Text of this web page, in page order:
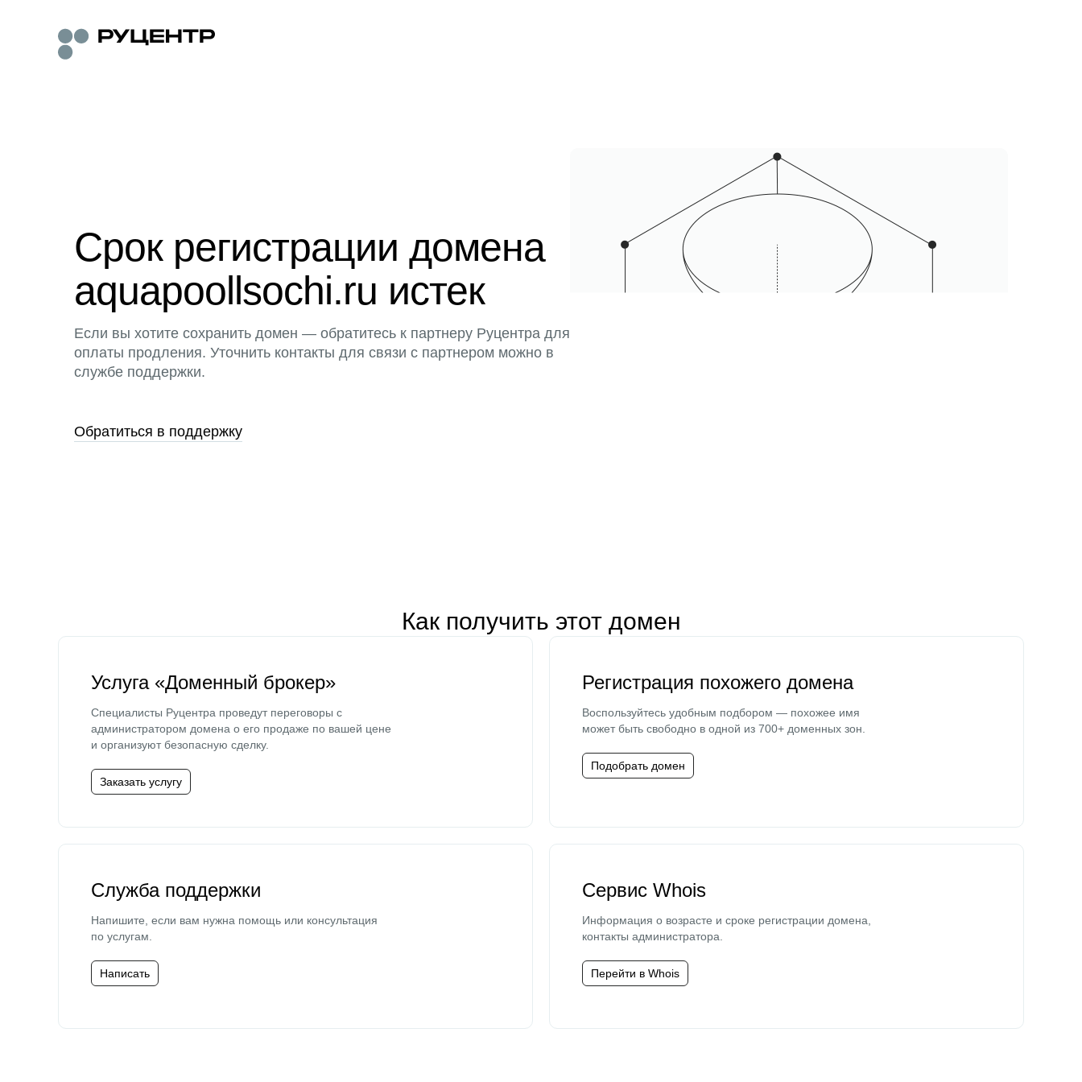
Срок регистрации домена
aquapoollsochi.ru истек
Если вы хотите сохранить домен — обратитесь к партнеру Руцентра для
оплаты продления. Уточнить контакты для связи с партнером можно в
службе поддержки.
Обратиться в поддержку
Как получить этот домен
Услуга «Доменный брокер»
Специалисты Руцентра проведут переговоры с
администратором домена о его продаже по вашей цене
и организуют безопасную сделку.
Заказать услугу
Регистрация похожего домена
Воспользуйтесь удобным подбором — похожее имя
может быть свободно в одной из 700+ доменных зон.
Подобрать домен
Служба поддержки
Напишите, если вам нужна помощь или консультация
по услугам.
Написать
Сервис Whois
Информация о возрасте и сроке регистрации домена,
контакты администратора.
Перейти в Whois